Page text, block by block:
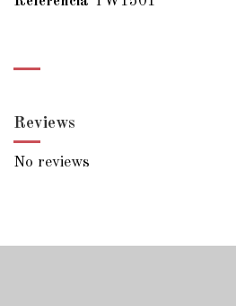
Reviews
No reviews